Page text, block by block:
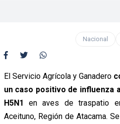
Nacional
El Servicio Agrícola y Ganadero
un caso positivo de influenza
H5N1 en aves de traspatio
Aceituno, Región de Atacama.